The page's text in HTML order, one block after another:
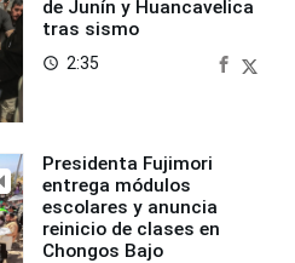
de Junín y Huancavelica
tras sismo
access_time 2:35
Presidenta Fujimori
entrega módulos
escolares y anuncia
reinicio de clases en
Chongos Bajo